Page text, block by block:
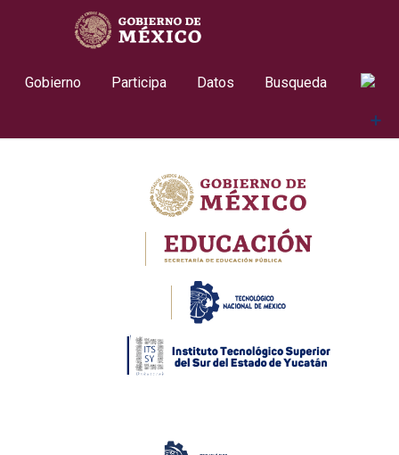
Gobierno
Participa Datos Busqueda